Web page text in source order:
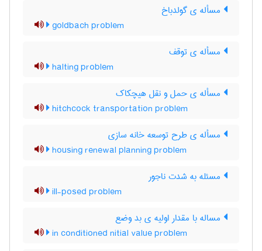
مسأله ی گولدباخ
goldbach problem
مسأله ی توقف
halting problem
مسأله ی حمل و نقل هیچکاک
hitchcock transportation problem
مسأله ی طرح توسعه خانه سازی
housing renewal planning problem
مسئله به شدت ناجور
ill-posed problem
مساله با مقدار اولیه ی بد وضع
in conditioned nitial value problem